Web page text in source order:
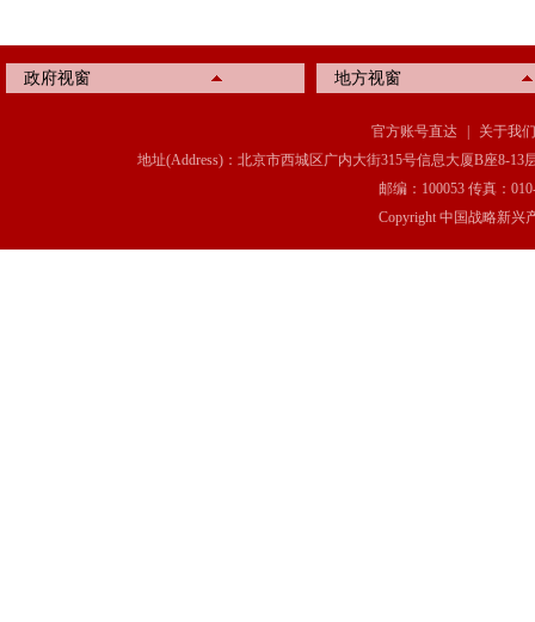
政府视窗 地方视窗
官方账号直达
关于我们
地址(Address)：北京市西城区广内大街315号信息大厦B座8-13
邮编：100053 传真：
Copyright 中国战略新兴